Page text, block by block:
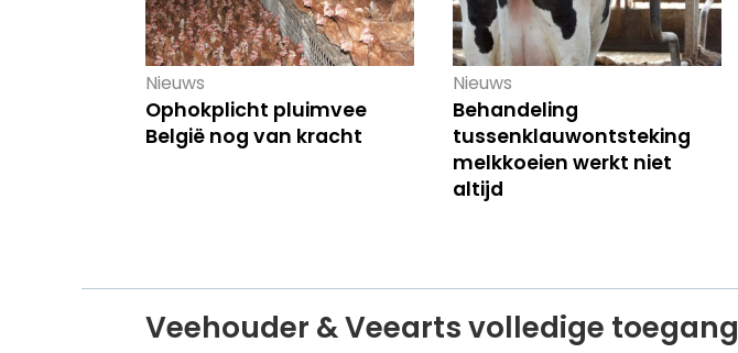
Nieuws
Ophokplicht pluimvee
België nog van kracht
Nieuws
Behandeling
tussenklauwontsteking
melkkoeien werkt niet
altijd
Veehouder & Veearts volledige toegang